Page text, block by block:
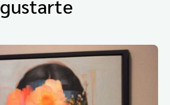
gustarte